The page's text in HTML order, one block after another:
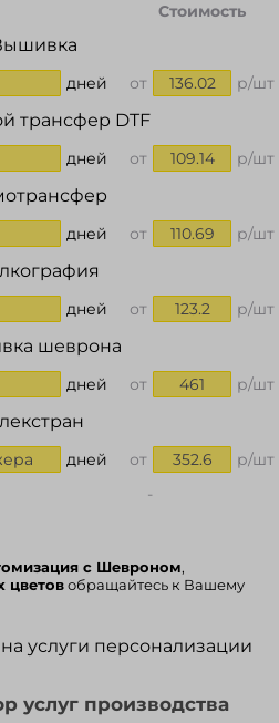
Стоимость
дней от 136.02 р/шт
трансфер DTF
дней от 109.14 р/шт
дней от 110.69 р/шт
дней от 123.2 р/шт
шеврона
дней от 461 р/шт
дней от 352.6
р/шт
-
с Шевроном,
цветовобращайтесь к Вашему
услуги персонализации
услуг производства